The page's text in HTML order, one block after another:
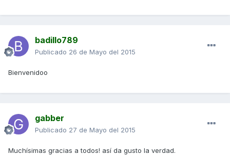
badillo789
Publicado 26 de Mayo del 2015
Bienvenidoo
gabber
Publicado 27 de Mayo del 2015
Muchísimas gracias a todos! así da gusto la verdad.